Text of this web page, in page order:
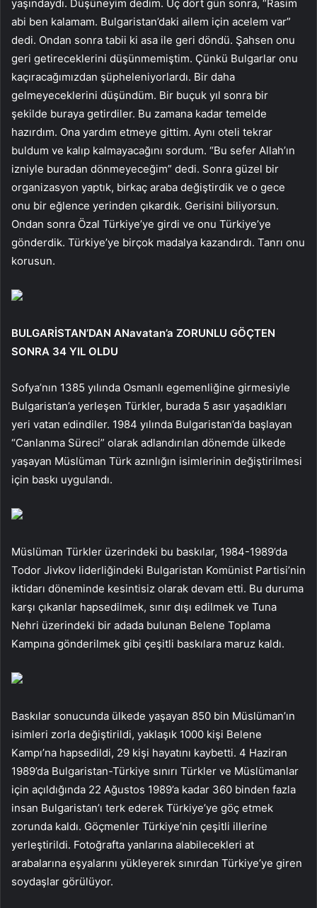
yaşındaydı. Düşüneyim dedim. Üç dört gün sonra, “Rasim
abi ben kalamam. Bulgaristan’daki ailem için acelem var”
dedi. Ondan sonra tabii ki asa ile geri döndü. Şahsen onu
geri getireceklerini düşünmemiştim. Çünkü Bulgarlar onu
kaçıracağımızdan şüpheleniyorlardı. Bir daha
gelmeyeceklerini düşündüm. Bir buçuk yıl sonra bir
şekilde buraya getirdiler. Bu zamana kadar temelde
hazırdım. Ona yardım etmeye gittim. Aynı oteli tekrar
buldum ve kalıp kalmayacağını sordum. “Bu sefer Allah’ın
izniyle buradan dönmeyeceğim” dedi. Sonra güzel bir
organizasyon yaptık, birkaç araba değiştirdik ve o gece
onu bir eğlence yerinden çıkardık. Gerisini biliyorsun.
Ondan sonra Özal Türkiye’ye girdi ve onu Türkiye’ye
gönderdik. Türkiye’ye birçok madalya kazandırdı. Tanrı onu
korusun.
BULGARİSTAN’DAN ANavatan’a ZORUNLU GÖÇTEN
SONRA 34 YIL OLDU
Sofya’nın 1385 yılında Osmanlı egemenliğine girmesiyle
Bulgaristan’a yerleşen Türkler, burada 5 asır yaşadıkları
yeri vatan edindiler. 1984 yılında Bulgaristan’da başlayan
“Canlanma Süreci” olarak adlandırılan dönemde ülkede
yaşayan Müslüman Türk azınlığın isimlerinin değiştirilmesi
için baskı uygulandı.
Müslüman Türkler üzerindeki bu baskılar, 1984-1989’da
Todor Jivkov liderliğindeki Bulgaristan Komünist Partisi’nin
iktidarı döneminde kesintisiz olarak devam etti. Bu duruma
karşı çıkanlar hapsedilmek, sınır dışı edilmek ve Tuna
Nehri üzerindeki bir adada bulunan Belene Toplama
Kampına gönderilmek gibi çeşitli baskılara maruz kaldı.
Baskılar sonucunda ülkede yaşayan 850 bin Müslüman’ın
isimleri zorla değiştirildi, yaklaşık 1000 kişi Belene
Kampı’na hapsedildi, 29 kişi hayatını kaybetti. 4 Haziran
1989’da Bulgaristan-Türkiye sınırı Türkler ve Müslümanlar
için açıldığında 22 Ağustos 1989’a kadar 360 binden fazla
insan Bulgaristan’ı terk ederek Türkiye’ye göç etmek
zorunda kaldı. Göçmenler Türkiye’nin çeşitli illerine
yerleştirildi. Fotoğrafta yanlarına alabilecekleri at
arabalarına eşyalarını yükleyerek sınırdan Türkiye’ye giren
soydaşlar görülüyor.